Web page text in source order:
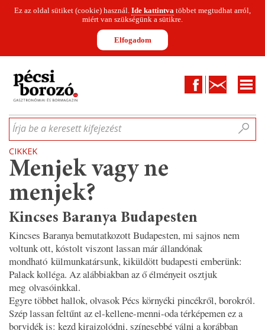
Ez az oldal sütiket (cookie) használ. Ide kattintva többet megtudhat arról,
miért van szükségünk a sütikre.
Elfogadom
FacebookKapcsolat
CIKKEKHÍREKINFOGRAFIKÁKMUNKATÁRSAKWINESOFA
Írja be a keresett kifejezést
CIKKEK
Menjek vagy ne
menjek?
Kincses Baranya Budapesten
Kincses Baranya bemutatkozott Budapesten, mi sajnos nem
voltunk ott, kóstolt viszont lassan már állandónak
mondható külmunkatársunk, kiküldött budapesti emberünk:
Palack kolléga. Az alábbiakban az ő élményeit osztjuk
meg olvasóinkkal.
Egyre többet hallok, olvasok Pécs környéki pincékről, borokról.
Szép lassan feltűnt azel-kellene-menni-odatérképemen ez a
borvidék is: kezd kirajzolódni, színesebbé válni a korábban